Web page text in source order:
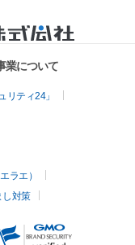
業について
リティ24」
ラエ）
し対策